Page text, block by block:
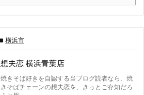
横浜市
想夫恋 横浜青葉店
焼きそば好きを自認する当ブログ読者なら、焼
きそばチェーンの想夫恋を、きっとご存知だろ